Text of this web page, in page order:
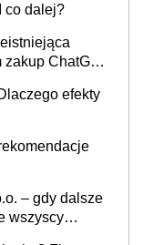
co dalej?
ChatGPT
efekty
– gdy dalsze
wszyscy